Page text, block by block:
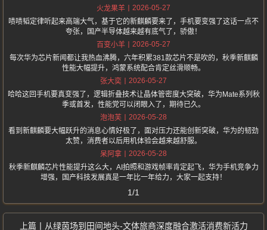
火龙果羊
2026-05-27
啧啧韬定律听起来高端大气，基于它的新麒麟要来了，手机要变强了这话一点不
夸张，国产半导体越来越有底气了，骄傲！
百变小羊
2026-05-27
每次华为芯片新闻都让我热血沸腾，六年积累381款芯片不是吹的，秋季新麒麟
性能大幅提升，鸿蒙系统配合肯定丝滑顺畅。
张大奕
2026-05-27
哈哈这回手机要真变强了，逻辑折叠技术让晶体管密度大突破，华为Mate系列秋
季或首发，性能党可以闭眼入了，期待已久。
泡泡芙
2026-05-28
看到新麒麟要大幅跃升的消息心情好极了，面对压力还能创新突破，华为的韧劲
太赞，消费者以后用机体验会越来越舒服。
呆阿拿
2026-05-28
秋季新麒麟芯片性能提升这么大，AI拍照和游戏帧率肯定起飞，华为手机竞争力
增强，国产科技发展真是一年比一年给力，大家一起支持！
1/1
从绿茵场到田间地头-文体旅商深度融合激活消费新活力